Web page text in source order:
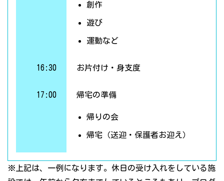
創作
遊び
運動など
16:30 お片付け・身支度
17:00 帰宅の準備
帰りの会
帰宅（送迎・保護者お迎え）
※上記は、一例になります。休日の受け入れをしている施